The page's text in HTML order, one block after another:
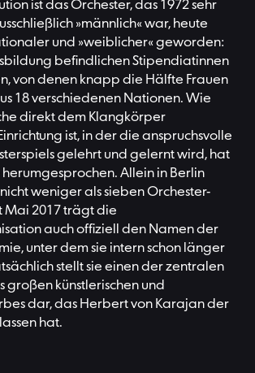
ist das Orchester, das 1972 sehr
»männlich« war, heute
und »weiblicher« geworden:
beﬁndlichen Stipendiatinnen
von denen knapp die Hälfte Frauen
18 verschiedenen Nationen. Wie
direkt dem Klangkörper
ist, in der die anspruchsvolle
gelehrt und gelernt wird, hat
Allein in Berlin
weniger als sieben Orchester-
Mai 2017 trägt die
auch ofﬁziell den Namen der
unter dem sie intern schon länger
stellt sie einen der zentralen
großen künstlerischen und
dar, das Herbert von Karajan der
hat.